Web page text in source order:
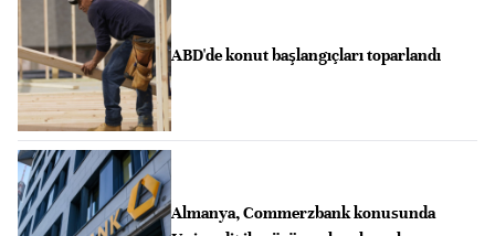
ABD'de konut başlangıçları toparlandı
Almanya, Commerzbank konusunda